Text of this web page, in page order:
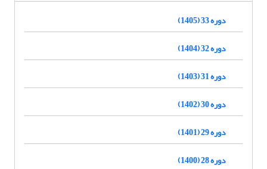
دوره 33 (1405)
دوره 32 (1404)
دوره 31 (1403)
دوره 30 (1402)
دوره 29 (1401)
دوره 28 (1400)